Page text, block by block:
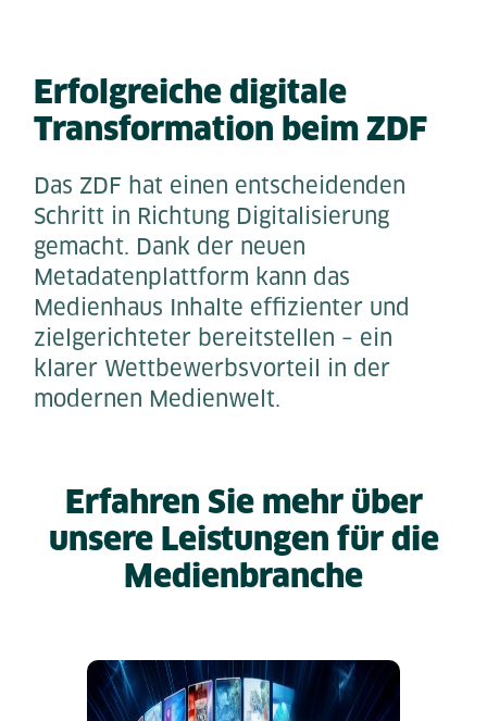
Erfolgreiche digitale
Transformation beim ZDF
Das ZDF hat einen entscheidenden
Schritt in Richtung Digitalisierung
gemacht. Dank der neuen
Metadatenplattform kann das
Medienhaus Inhalte effizienter und
zielgerichteter bereitstellen – ein
klarer Wettbewerbsvorteil in der
modernen Medienwelt.
Erfahren Sie mehr über
unsere Leistungen für die
Medienbranche